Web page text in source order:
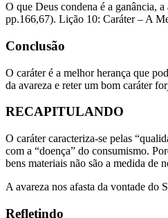
O que Deus condena é a ganância,
pp.166,67). Lição 10: Caráter – A
Conclusão
O caráter é a melhor herança que
da avareza e reter um bom caráter
RECAPITULANDO
O caráter caracteriza-se pelas
com a “doença” do consumismo.
bens materiais não são a medida de
A avareza nos afasta da vontade do
Refletindo